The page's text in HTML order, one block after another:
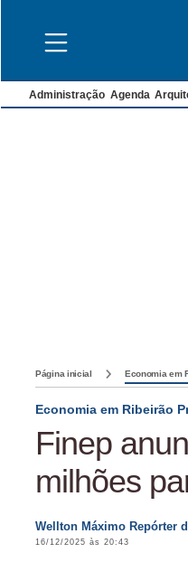
Administração Agenda
Página inicial Economia em
Economia em Ribeirão
Finep
milhões
Wellton Máximo Repórter
16/12/2025 às 20:43